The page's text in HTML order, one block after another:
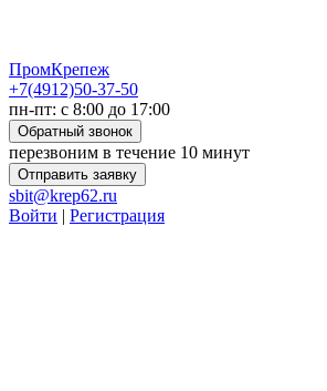
ПромКрепеж
+7(4912)50-37-50
пн-пт: с 8:00 до 17:00
Обратный звонок
перезвоним в течение 10 минут
Отправить заявку
sbit@krep62.ru
Войти | Регистрация